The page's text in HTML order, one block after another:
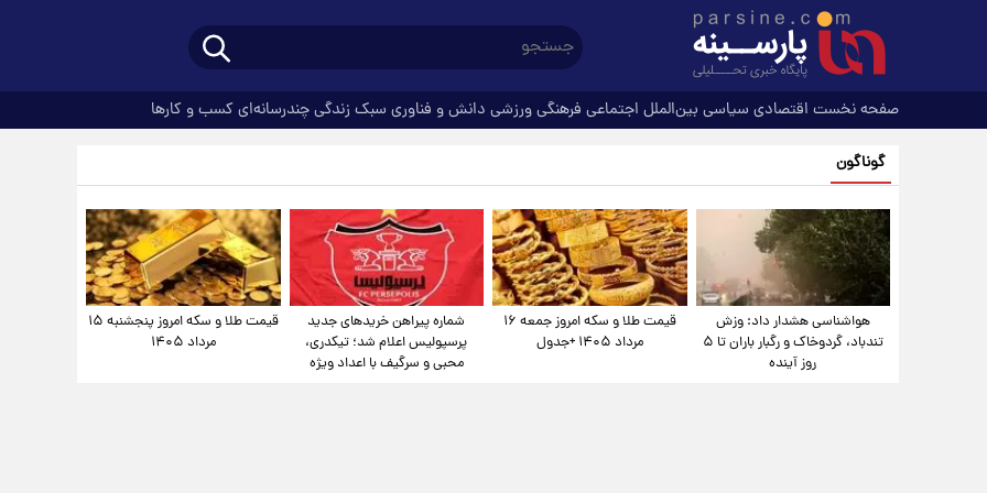
صفحه نخست اقتصادی سیاسی بین‌الملل اجتماعی فرهنگیورزشی دانش و فناوری سبک زندگیچندرسانه‌ای کسب و کارها
گوناگون
هواشناسی هشدار داد: وزش
تندباد، گردوخاک و رگبار باران تا ۵
روز آینده
قیمت طلا و سکه امروز جمعه ۱۶
مرداد ۱۴۰۵ +جدول
شماره پیراهن خریدهای جدید
پرسپولیس اعلام شد؛ تیکدری،
محبی و سرگیف با اعداد ویژه
قیمت طلا و سکه امروز پنجشنبه ۱۵
مرداد ۱۴۰۵